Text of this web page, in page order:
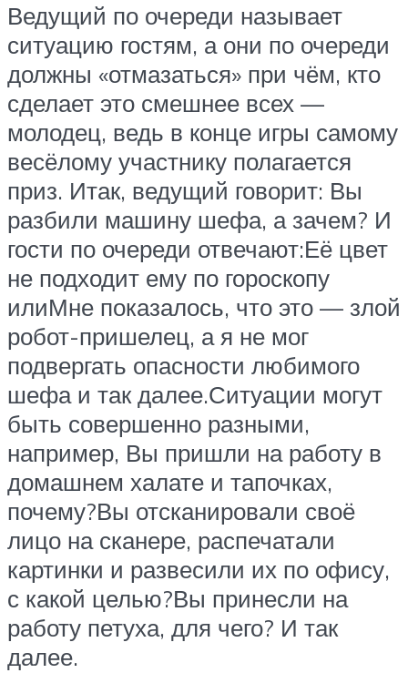
Ведущий по очереди называет
ситуацию гостям, а они по очереди
должны «отмазаться» при чём, кто
сделает это смешнее всех —
молодец, ведь в конце игры самому
весёлому участнику полагается
приз. Итак, ведущий говорит: Вы
разбили машину шефа, а зачем? И
гости по очереди отвечают:Её цвет
не подходит ему по гороскопу
илиМне показалось, что это — злой
робот-пришелец, а я не мог
подвергать опасности любимого
шефа и так далее.Ситуации могут
быть совершенно разными,
например, Вы пришли на работу в
домашнем халате и тапочках,
почему?Вы отсканировали своё
лицо на сканере, распечатали
картинки и развесили их по офису,
с какой целью?Вы принесли на
работу петуха, для чего? И так
далее.